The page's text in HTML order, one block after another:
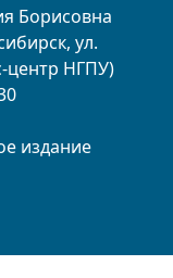
Борисовна
ул.
центр НГПУ)
издание